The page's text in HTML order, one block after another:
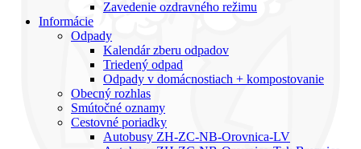
Zavedenie ozdravného režimu
Informácie
Odpady
Kalendár zberu odpadov
Triedený odpad
Odpady v domácnostiach + kompostovanie
Obecný rozhlas
Smútočné oznamy
Cestovné poriadky
Autobusy ZH-ZC-NB-Orovnica-LV